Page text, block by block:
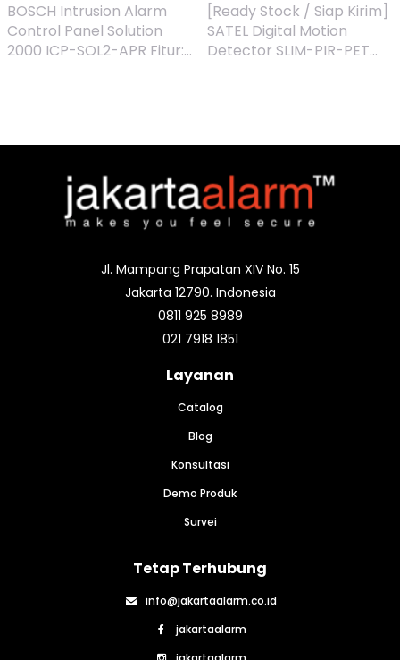
BOSCH Intrusion Alarm
Control Panel Solution
2000 ICP-SOL2-APR Fitur:
Kode Pengguna - Dapat
terpisah - Pilihan aktivasi
STAY / AWAY Kebutuhan
Daya - Primer : 250 VAC /
oleh TF008 Plug Pack -
Sekunder: 12 VDC, 6,5Ah
dari baterai timbal / asam
yang dapat diisi ulang dan
Separate Areas - STAY /
Power Requirements -
VAC at 1.3A supplied by
[Ready Stock / Siap Kirim]
SATEL Digital Motion
Detector SLIM-PIR-PET
dari SATEL untuk sistem
digunakan di berbagai
tempat mulai dari rumah,
toko, ruko, hingga kantor.
terhadap hewan
peliharaan yang
mempunyai berat hingga
20kg sehingga
mengurangi terjadinya
Menggunakan dual
technology yaitu passive
microwave - Suhu dan
sensitivitas yang dapat
terhadap hewan
peliharaan dengan berat
- Using dual technology,
namely passive infrared
(PIR) and microwave -
Adjustable temperature
Jl. Mampang Prapatan XIV No. 15
Jakarta 12790. Indonesia
0811 925 8989
021 7918 1851
Layanan
Catalog
Blog
Konsultasi
Demo Produk
Survei
Tetap Terhubung
info@jakartaalarm.co.id
jakartaalarm